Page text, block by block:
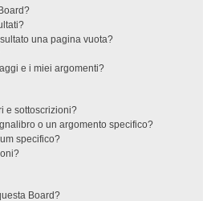
una pagina vuota?
e i miei argomenti?
e sottoscrizioni?
o un argomento specifico?
specifico?
Board?